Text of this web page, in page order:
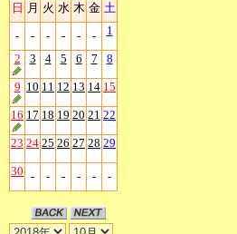
日 月 火 水 木 金 土
- - - - - - 1
2 3 4 5 6 7 8
9 10 11 12 13 14 15
16 17 18 19 20 21 22
23 24 25 26 27 28 29
30 - - - - - -